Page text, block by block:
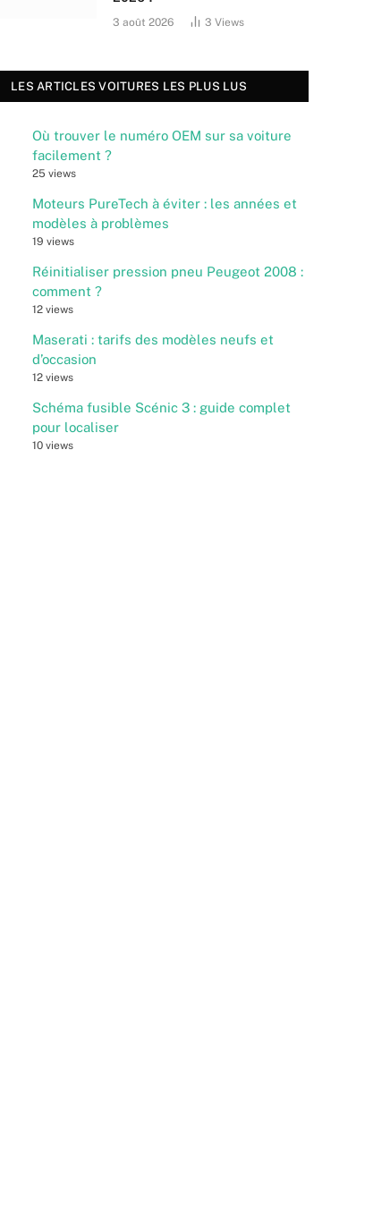
3 août 2026 3 Views
LES ARTICLES VOITURES LES PLUS LUS
Où trouver le numéro OEM sur sa voiture
facilement ?
25 views
Moteurs PureTech à éviter : les années et
modèles à problèmes
19 views
Réinitialiser pression pneu Peugeot 2008 :
comment ?
12 views
Maserati : tarifs des modèles neufs et
d’occasion
12 views
Schéma fusible Scénic 3 : guide complet
pour localiser
10 views